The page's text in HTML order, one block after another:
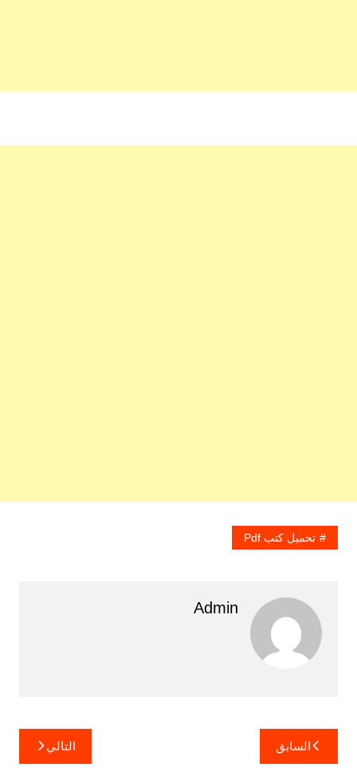
تحميل كتب Pdf
Admin
تصفّح
المقالات
السابق التالي